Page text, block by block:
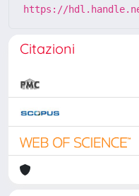
https://
Citazioni